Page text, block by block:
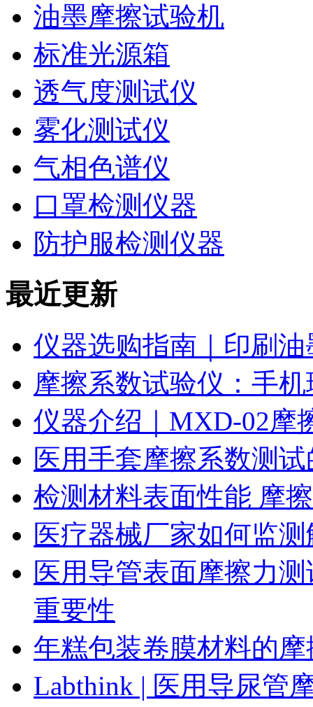
油墨摩擦试验机
标准光源箱
透气度测试仪
雾化测试仪
气相色谱仪
口罩检测仪器
防护服检测仪器
最近更新
仪器选购指南｜印刷
摩擦系数试验仪：手
仪器介绍｜MXD-02摩
医用手套摩擦系数测
检测材料表面性能 摩
医疗器械厂家如何监
医用导管表面摩擦力
重要性
年糕包装卷膜材料的
Labthink | 医用导尿管